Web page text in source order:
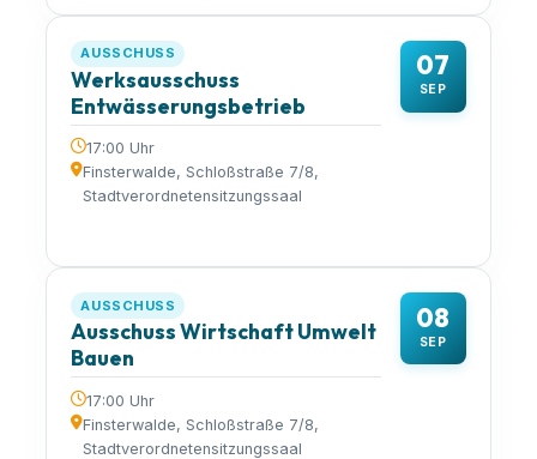
07
SEP
AUSSCHUSS
Werksausschuss
Entwässerungsbetrieb
17:00 Uhr
Finsterwalde, Schloßstraße 7/8,
Stadtverordnetensitzungssaal
08
SEP
AUSSCHUSS
Ausschuss Wirtschaft Umwelt
Bauen
17:00 Uhr
Finsterwalde, Schloßstraße 7/8,
Stadtverordnetensitzungssaal